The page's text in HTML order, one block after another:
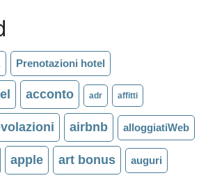
Prenotazioni hotel
acconto adr affitti
airbnb alloggiatiWeb
apple art bonus auguri